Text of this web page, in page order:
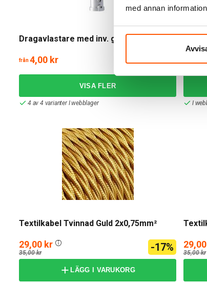
med annan
Dragavlastare med inv. gänga
från4,00 kr
4 av 4 varianter I webblager I
Textilkabel Tvinnad Guld 2x0,75mm²
29,00 kr
35,00 kr -17%
LÄGG I VARUKORG
35,00 kr